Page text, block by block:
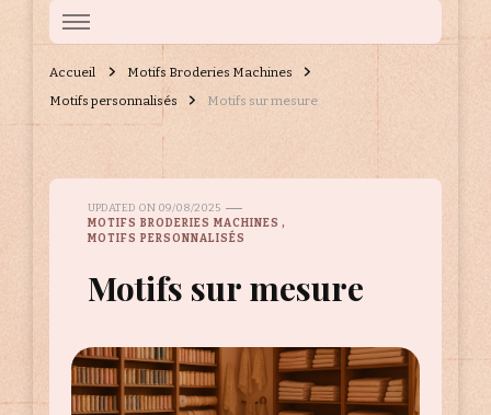
Passion
Accueil
Motifs Broderies Machines
Motifs personnalisés
Motifs sur mesure
UPDATED ON 09/08/2025
MOTIFS BRODERIES MACHINES
MOTIFS PERSONNALISÉS
Motifs sur mesure